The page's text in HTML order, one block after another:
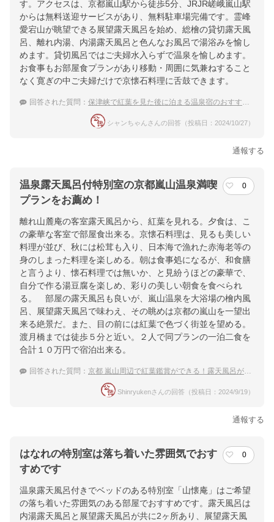
す。アクセスは、京都嵐山駅から徒歩5分、JRJR嵯峨嵐山駅
からは無料送迎サービスがあり、無料駐車場完備です。霊峰
愛宕山が眺望できる展望露天風呂を始め、総檜の貸切露天風
呂、離れ内湯、内湯露天風呂と色んなお風呂で湯浴みを愉し
めます。貸切風呂ではご夫婦水入らずで温泉を愉しめます。
お食事もお部屋食プランがあり移動・周囲に気兼ねすること
なく寛ぎの中ご夫婦だけで京懐石料理に舌鼓できます。
回答された質問： 保津峡で紅葉を見た後に泊まる温泉宿のおすすめは？
シャンちゃんさんの回答（投稿日：2024/10/27）
通報する
温泉露天風呂付特別室の京都嵐山温泉満喫
プランをお薦め！
0
離れ山麓庵の客室露天風呂から、紅葉を見れる。夕食は、こ
の豪華な客室で部屋食出来る。京懐石料理は、見るも美しい
料理が並び、秋には松茸も入り、日本海で漁れた赤海老等の
身のしまった料理を楽しめる。朝は食事処になるが、和食膳
と言うより、懐石料理では無いか、と見紛うほどの豪華で、
自分で作る湯豆腐を楽しめ、彩りの美しい朝食を食べられ
る。 部屋の露天風呂も良いが、嵐山温泉を大浴場の檜内風
呂、展望露天風呂で味わえ、その眺めは京都の嵐山を一望出
来る絶景だ。また、目の前には紅葉で色づく街並を望める。
渡月橋までは徒歩５分と近い。２人で同プランの一泊二食を
合計１０万円で宿泊出来る。
回答された質問： 京都 嵐山周辺で紅葉鑑賞ができる！露天風呂がある温泉宿
Shinryukenさんの回答（投稿日：2024/9/19）
通報する
はなれの特別室は落ち着いた雰囲気でおす
すめです
0
温泉露天風呂付きでベッドのある特別室「山懐庵」はご希望
の落ち着いた雰囲気のある部屋でおすすめです。露天風呂は
内湯露天風呂と展望露天風呂が共に2ヶ所あり、展望露天風